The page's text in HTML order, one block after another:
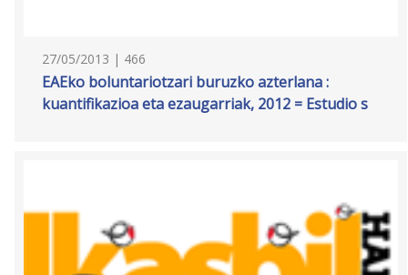
27/05/2013 | 466
EAEko boluntariotzari buruzko azterlana :
kuantifikazioa eta ezaugarriak, 2012 = Estudio s